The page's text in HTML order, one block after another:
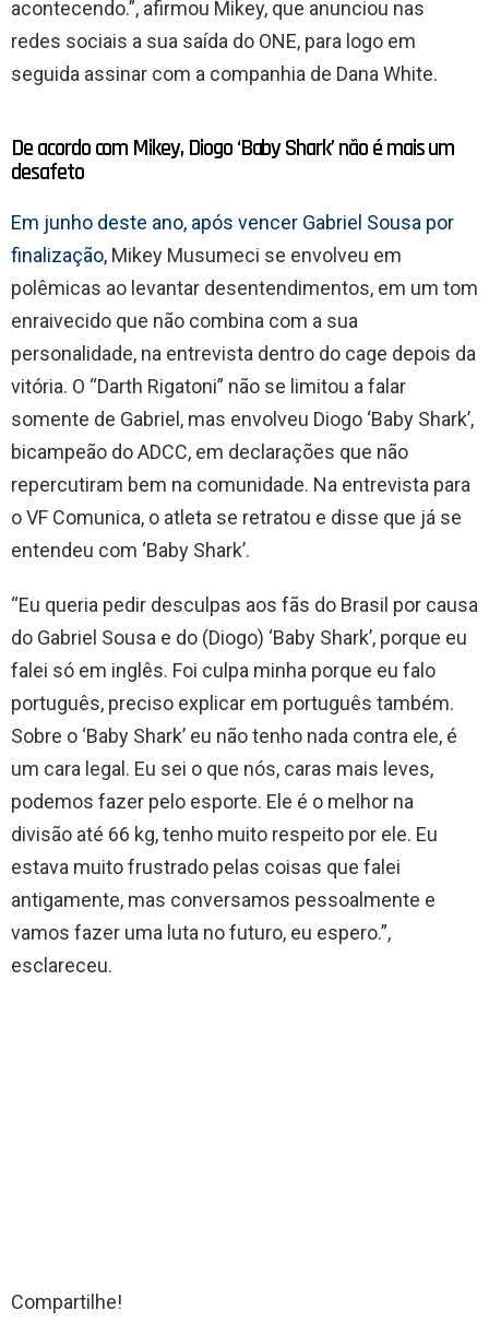
acontecendo.”, afirmou Mikey, que anunciou nas
redes sociais a sua saída do ONE, para logo em
seguida assinar com a companhia de Dana White.
De acordo com Mikey, Diogo ‘Baby Shark’ não é mais um
desafeto
Em junho deste ano, após vencer Gabriel Sousa por
finalização, Mikey Musumeci se envolveu em
polêmicas ao levantar desentendimentos, em um tom
enraivecido que não combina com a sua
personalidade, na entrevista dentro do cage depois da
vitória. O “Darth Rigatoni” não se limitou a falar
somente de Gabriel, mas envolveu Diogo ‘Baby Shark’,
bicampeão do ADCC, em declarações que não
repercutiram bem na comunidade. Na entrevista para
o VF Comunica, o atleta se retratou e disse que já se
entendeu com ‘Baby Shark’.
“Eu queria pedir desculpas aos fãs do Brasil por causa
do Gabriel Sousa e do (Diogo) ‘Baby Shark’, porque eu
falei só em inglês. Foi culpa minha porque eu falo
português, preciso explicar em português também.
Sobre o ‘Baby Shark’ eu não tenho nada contra ele, é
um cara legal. Eu sei o que nós, caras mais leves,
podemos fazer pelo esporte. Ele é o melhor na
divisão até 66 kg, tenho muito respeito por ele. Eu
estava muito frustrado pelas coisas que falei
antigamente, mas conversamos pessoalmente e
vamos fazer uma luta no futuro, eu espero.”,
esclareceu.
Compartilhe!